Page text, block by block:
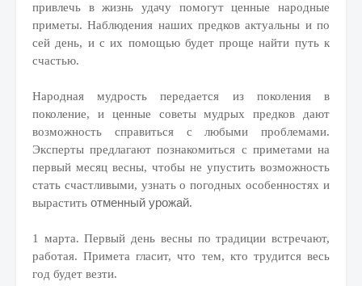
привлечь в жизнь удачу помогут ценные народные
приметы. Наблюдения наших предков актуальны и по
сей день, и с их помощью будет проще найти путь к
счастью.
Народная мудрость передается из поколения в
поколение, и ценные советы мудрых предков дают
возможность справиться с любыми проблемами.
Эксперты предлагают познакомиться с приметами на
первый месяц весны, чтобы не упустить возможность
стать счастливыми, узнать о погодных особенностях и
вырастить отменный урожай.
1 марта. Первый день весны по традиции встречают,
работая. Примета гласит, что тем, кто трудится весь
год будет везти.